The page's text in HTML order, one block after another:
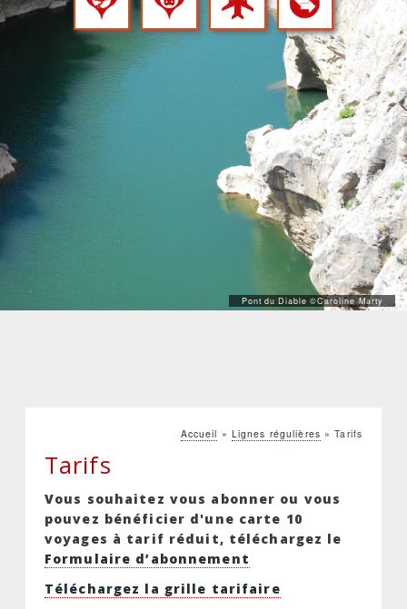
Pont du Diable ©Caroline Marty
d'Ariane
Accueil Lignes régulières Tarifs
Tarifs
Vous souhaitez vous abonner ou vous
pouvez bénéficier d'une carte 10
voyages à tarif réduit, téléchargez le
Formulaire d’abonnement
Téléchargez la grille tarifaire